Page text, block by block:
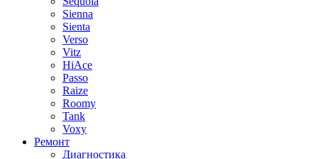
Sienna
Sienta
Verso
Vitz
HiAce
Passo
Raize
Roomy
Tank
Voxy
Ремонт
Диагностика